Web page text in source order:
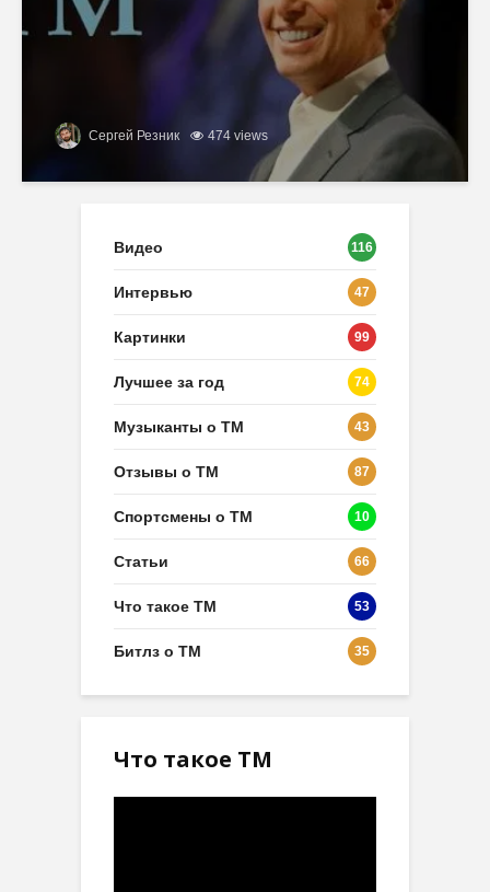
Сергей Резник 474 views
Видео 116
Интервью 47
Картинки 99
Лучшее за год 74
Музыканты о ТМ 43
Отзывы о ТМ 87
Спортсмены о ТМ 10
Статьи 66
Что такое ТМ 53
Битлз о ТМ 35
Что такое ТМ